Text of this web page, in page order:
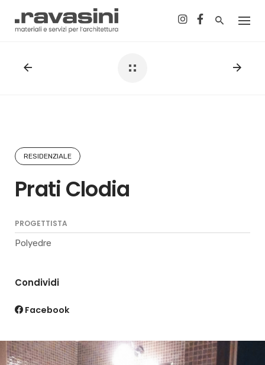
RESIDENZIALE
Prati Clodia
PROGETTISTA
Polyedre
Condividi
Facebook